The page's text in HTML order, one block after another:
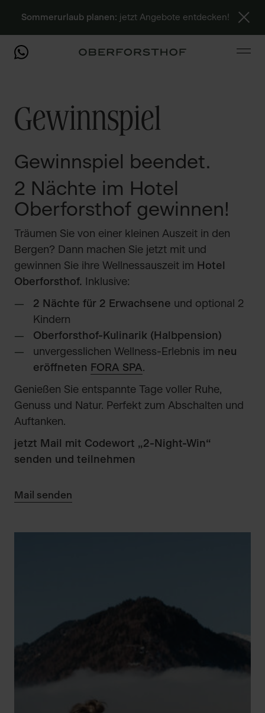
Sommerurlaub planen: jetzt Angebote entdecken!
Gewinnspiel
Gewinnspiel beendet.
2 Nächte im Hotel
Oberforsthof gewinnen!
Träumen Sie von einer kleinen Auszeit in den
Bergen? Dann machen Sie jetzt mit und
gewinnen Sie ihre Wellnessauszeit im Hotel
Oberforsthof.
Inklusive:
2 Nächte für 2 Erwachsene und optional 2
Kindern
Oberforsthof-Kulinarik (Halbpension)
unvergesslichen Wellness-Erlebnis im neu
eröffneten FORA SPA.
Genießen Sie entspannte Tage voller Ruhe,
Genuss und Natur. Perfekt zum Abschalten und
Auftanken.
jetzt Mail mit Codewort „2-Night-Win“
senden und teilnehmen
Mail senden